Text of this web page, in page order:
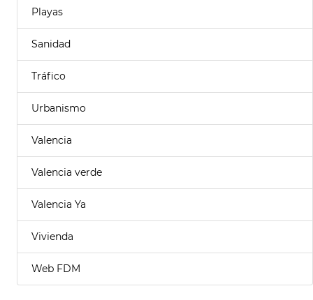
Playas
Sanidad
Tráfico
Urbanismo
Valencia
Valencia verde
Valencia Ya
Vivienda
Web FDM